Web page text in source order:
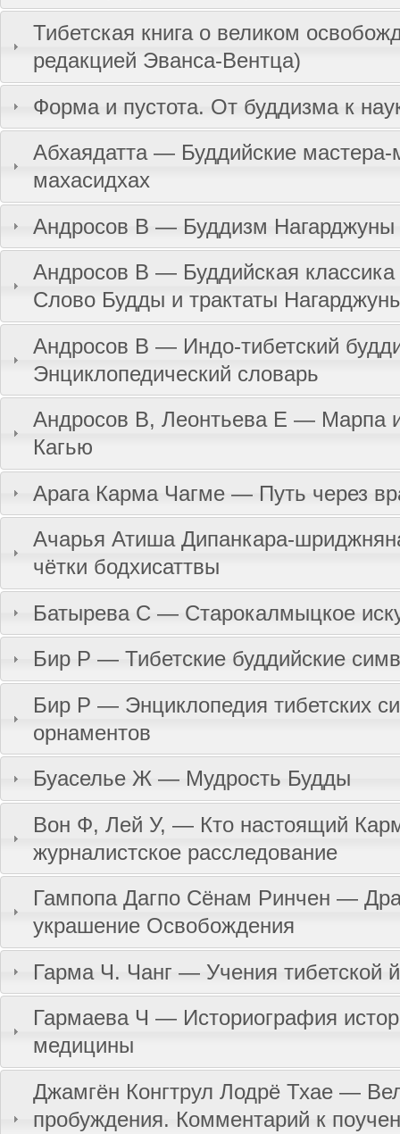
Тибетская книга о великом
редакцией Эванса-Вентца)
Форма и пустота. От буддизма к
Абхаядатта — Буддийские мастера-
махасидхах
Андросов В — Буддизм Нагарджуны
Андросов В — Буддийская
Слово Будды и трактаты
Андросов В — Индо-тибетский
Энциклопедический словарь
Андросов В, Леонтьева Е — Марпа
Кагью
Арага Карма Чагме — Путь через
Ачарья Атиша Дипанкара-
чётки бодхисаттвы
Батырева С — Старокалмыцкое
Бир Р — Тибетские буддийские
Бир Р — Энциклопедия тибетских
орнаментов
Буаселье Ж — Мудрость Будды
Вон Ф, Лей У, — Кто настоящий
журналистское расследование
Гампопа Дагпо Сёнам Ринчен —
украшение Освобождения
Гарма Ч. Чанг — Учения тибетской
Гармаева Ч — Историография
медицины
Джамгён Конгтрул Лодрё Тхае —
пробуждения. Комментарий к